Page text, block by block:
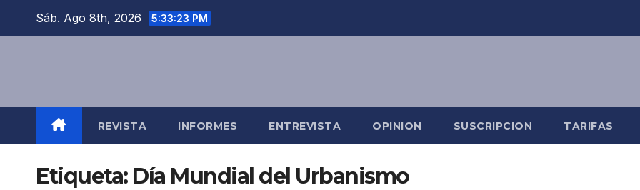
Sáb. Ago 8th, 2026 5:33:24 PM
REVISTA INFORMES ENTREVISTA OPINION SUSCRIPCION TARIFAS
Etiqueta: Día Mundial del Urbanismo